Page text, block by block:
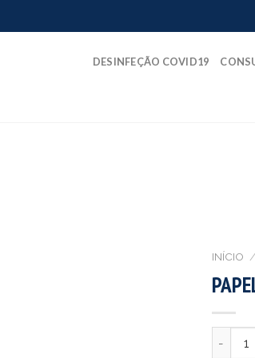
DESINFEÇÃO COVID19
INÍCIO /